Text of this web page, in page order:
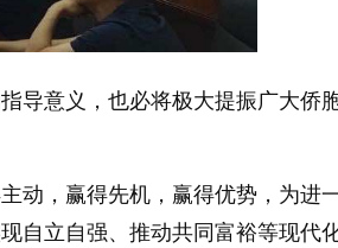
导意义，也必将极大提振广大侨
动，赢得先机，赢得优势，为进
自立自强、推动共同富裕等现代